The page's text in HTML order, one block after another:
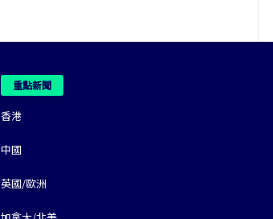
重點新聞
香港
中國
英國/歐洲